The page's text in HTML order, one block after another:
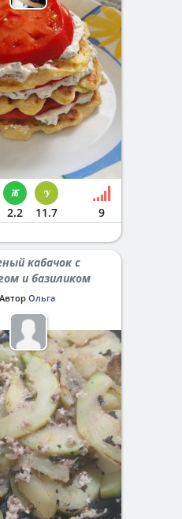
2.2 11.7 9
и базиликом
Автор Ольга